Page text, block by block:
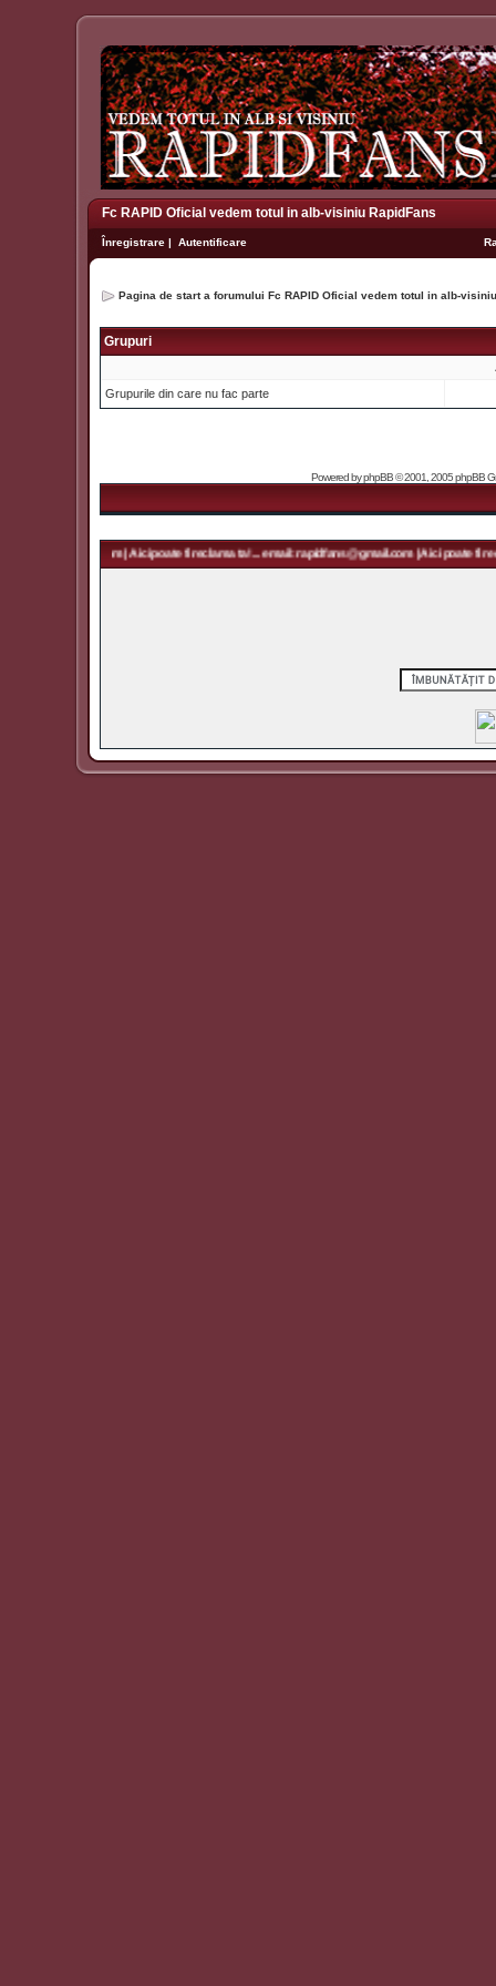
Fc RAPID Oficial vedem totul in alb-visiniu RapidFans
Înregistrare | Autentificare
Pagina de start a forumului Fc RAPID Oficial vedem totul in alb-
Grupuri
Grupurile din care nu fac parte
Powered byphpBB© 2001, 2005 phpBB
| Aici poate fi reclama ta! ... email: rapidfans@gmail.com | Aici poate fi